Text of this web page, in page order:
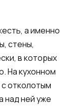
а именно
стены,
в которых
На кухонном
отколотым
над ней уже